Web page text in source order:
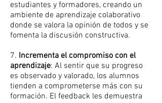
estudiantes y formadores, creando un
ambiente de aprendizaje colaborativo
donde se valora la opinión de todos y se
fomenta la discusión constructiva.
7. Incrementa el compromiso con el
aprendizaje: Al sentir que su progreso
es observado y valorado, los alumnos
tienden a comprometerse más con su
formación. El feedback les demuestra